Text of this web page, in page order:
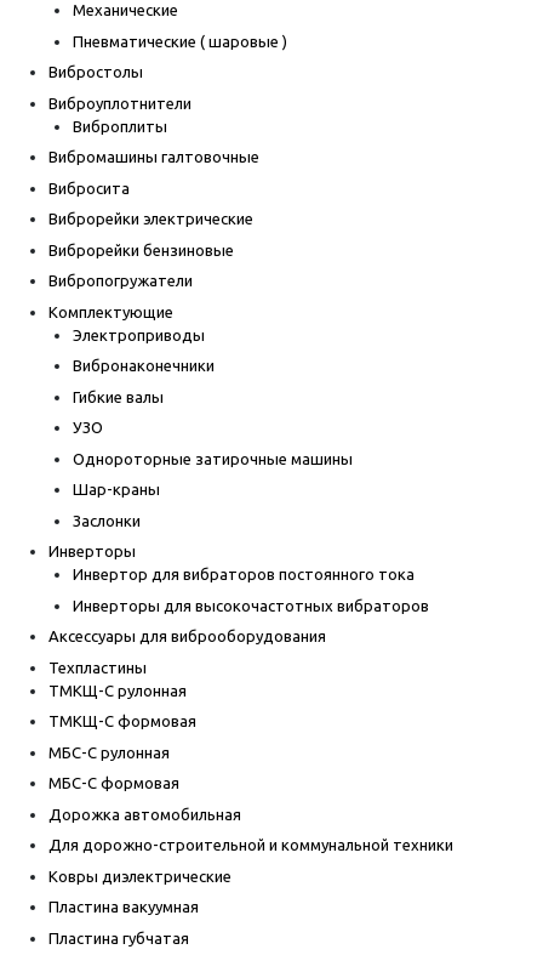
Механические
Пневматические ( шаровые )
Вибростолы
Виброуплотнители
Виброплиты
Вибромашины галтовочные
Вибросита
Виброрейки электрические
Виброрейки бензиновые
Вибропогружатели
Комплектующие
Электроприводы
Вибронаконечники
Гибкие валы
УЗО
Однороторные затирочные машины
Шар-краны
Заслонки
Инверторы
Инвертор для вибраторов постоянного тока
Инверторы для высокочастотных вибраторов
Аксессуары для виброоборудования
Техпластины
ТМКЩ-С рулонная
ТМКЩ-С формовая
МБС-С рулонная
МБС-С формовая
Дорожка автомобильная
Для дорожно-строительной и коммунальной техники
Ковры диэлектрические
Пластина вакуумная
Пластина губчатая